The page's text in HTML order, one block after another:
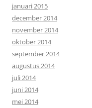
januari 2015
december 2014
november 2014
oktober 2014
september 2014
augustus 2014
juli 2014
juni 2014
mei 2014